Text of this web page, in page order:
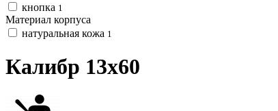
кнопка 1
Материал корпуса
натуральная кожа 1
Калибр 13х60